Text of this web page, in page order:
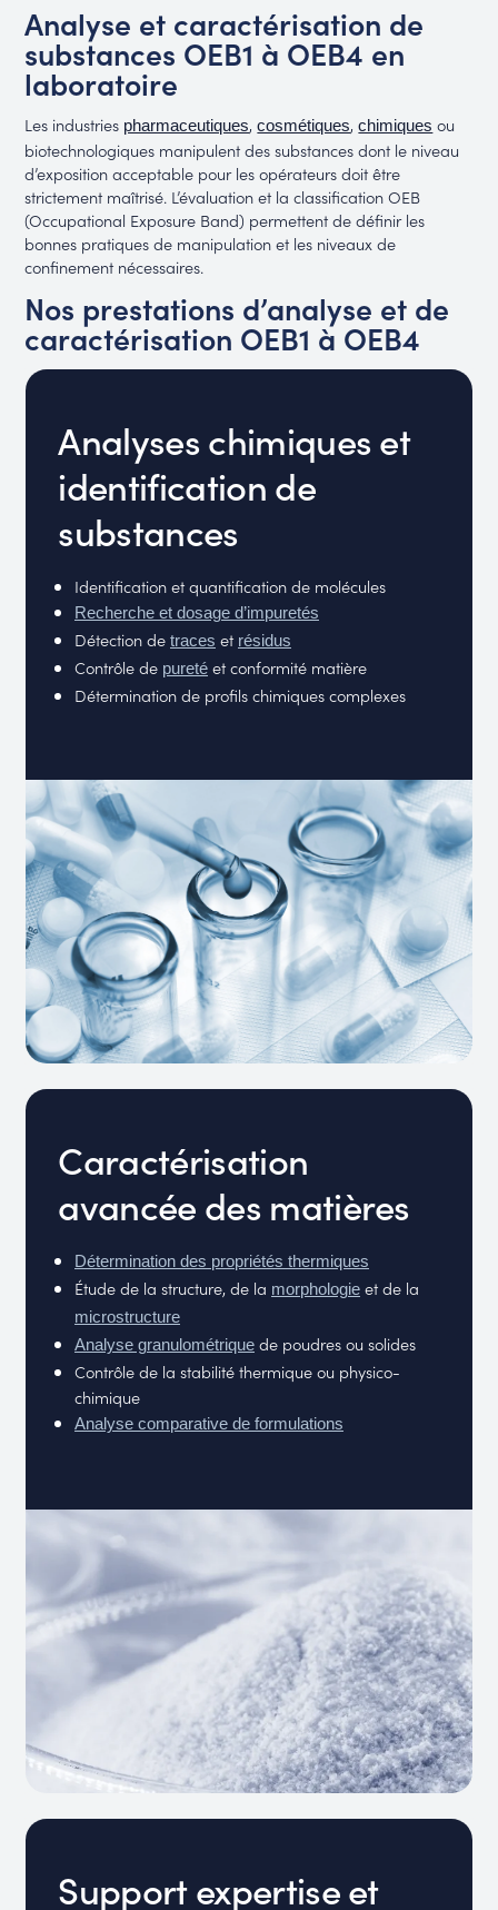
Analyse et caractérisation de
substances OEB1 à OEB4 en
laboratoire
Les industries pharmaceutiques,cosmétiques,chimiques ou
biotechnologiques manipulent des substances dont le niveau
d’exposition acceptable pour les opérateurs doit être
strictement maîtrisé. L’évaluation et la classification OEB
(Occupational Exposure Band) permettent de définir les
bonnes pratiques de manipulation et les niveaux de
confinement nécessaires.
Nos prestations d’analyse et de
caractérisation OEB1 à OEB4
Analyses chimiques et
identification de
substances
Identification et quantification de molécules
Recherche et dosage d’impuretés
Détection de traces et résidus
Contrôle de pureté et conformité matière
Détermination de profils chimiques complexes
Caractérisation
avancée des matières
Détermination des propriétés thermiques
Étude de la structure, de la morphologie et de la
microstructure
Analyse granulométrique de poudres ou solides
Contrôle de la stabilité thermique ou physico-
chimique
Analyse comparative de formulations
Support expertise et